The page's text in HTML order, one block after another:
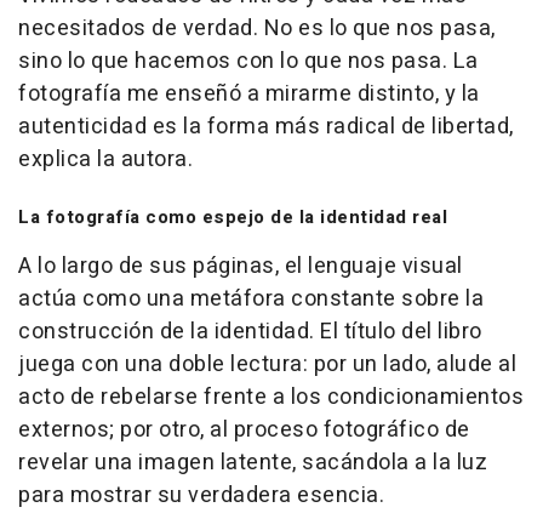
necesitados de verdad. No es lo que nos pasa,
sino lo que hacemos con lo que nos pasa. La
fotografía me enseñó a mirarme distinto, y la
autenticidad es la forma más radical de libertad,
explica la autora.
La fotografía como espejo de la identidad real
A lo largo de sus páginas, el lenguaje visual
actúa como una metáfora constante sobre la
construcción de la identidad. El título del libro
juega con una doble lectura: por un lado, alude al
acto de rebelarse frente a los condicionamientos
externos; por otro, al proceso fotográfico de
revelar una imagen latente, sacándola a la luz
para mostrar su verdadera esencia.